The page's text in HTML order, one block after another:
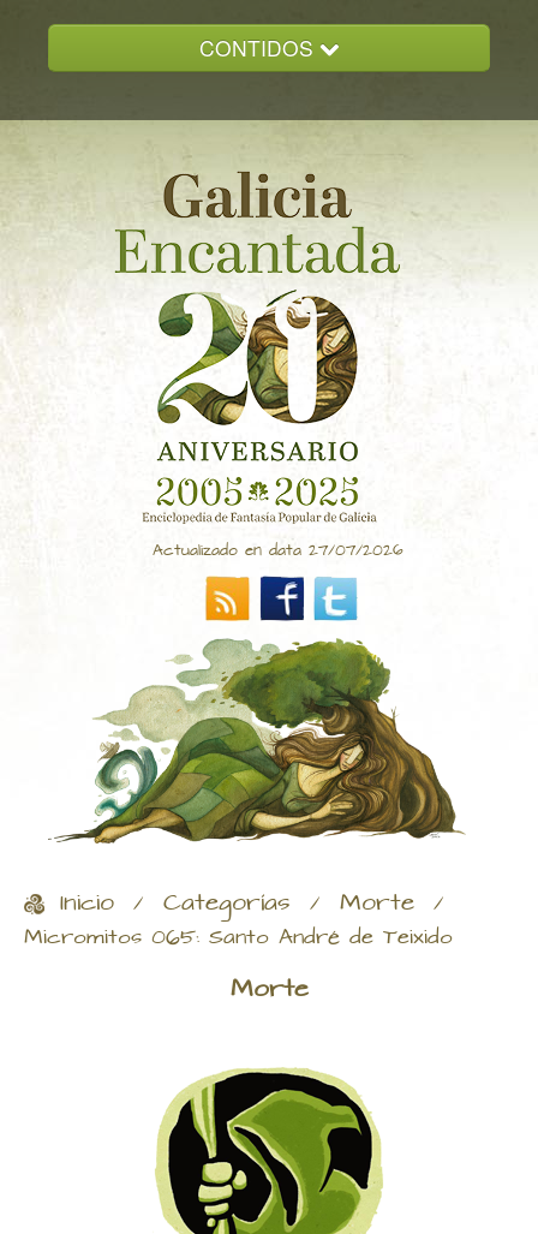
CONTIDOS
GALICIA ENCANTADA
DOCUMENTACION
NOVAS
CONTACTO
Actualizado en data 27/07/2026
Inicio / Categorías / Morte /
Micromitos 065: Santo André de Teixido
Morte